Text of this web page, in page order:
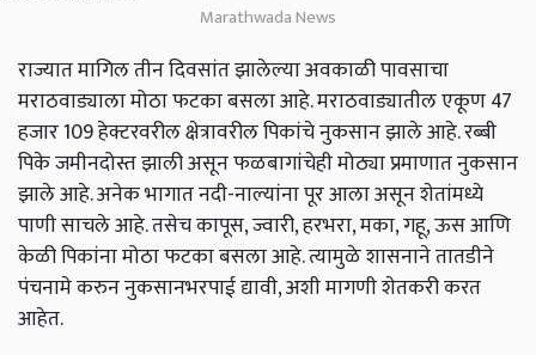
Marathwada News
राज्यात मागिल तीन दिवसांत झालेल्या अवकाळी पावसाचा
मराठवाड्याला मोठा फटका बसला आहे. मराठवाड्यातील एकूण 47
हजार 109 हेक्टरवरील क्षेत्रावरील पिकांचे नुकसान झाले आहे. रब्बी
पिके जमीनदोस्त झाली असून फळबागांचेही मोठ्या प्रमाणात नुकसान
झाले आहे. अनेक भागात नदी-नाल्यांना पूर आला असून शेतांमध्ये
पाणी साचले आहे. तसेच कापूस, ज्वारी, हरभरा, मका, गहू, ऊस आणि
केळी पिकांना मोठा फटका बसला आहे. त्यामुळे शासनाने तातडीने
पंचनामे करुन नुकसानभरपाई द्यावी, अशी मागणी शेतकरी करत
आहेत.